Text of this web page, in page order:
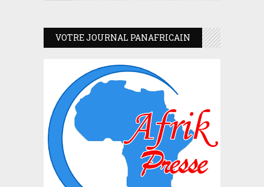
VOTRE JOURNAL PANAFRICAIN